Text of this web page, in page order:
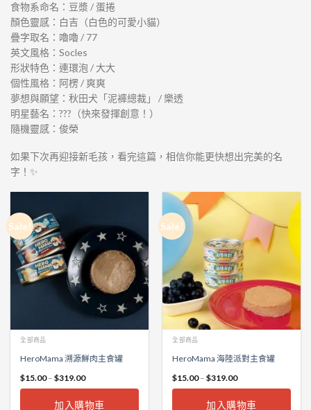
食物系命名：豆漿 / 蛋捲
顏色靈感：白吉（白色的可愛小貓）
疊字取名：嚕嚕 / 77
英文風格：Socles
形狀特色：連環泡 / 大大
個性風格：阿楞 / 爽爽
夢想與願望：秋田犬「泥褲總裁」 / 樂透
明星藝名：???（快來發揮創意！）
隨機靈感：俊榮
如果下次再迎接新毛孩，看完這篇，相信你能更快想出完美的名
字！✨
Sale!
全部商品
HeroMama 溯源鮮肉主食罐
$15.00–$319.00
加入購物車
Sale!
全部商品
HeroMama 海陸派對主食罐
$15.00–$319.00
加入購物車